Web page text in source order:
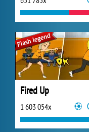
Fired Up
1 603 054x